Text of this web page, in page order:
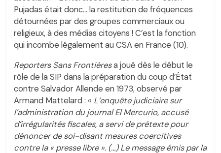
Pujadas était donc… la restitution de fréquences
détournées par des groupes commerciaux ou
religieux, à des médias citoyens ! C’est la fonction
qui incombe légalement au CSA en France (10).
Reporters Sans Frontièresa joué dès le début le
rôle de la SIP dans la préparation du coup d’État
contre Salvador Allende en 1973, observé par
Armand Mattelard : « L’enquête judiciaire sur
l’administration du journal El Mercurio, accusé
d’irrégularités fiscales, a servi de prétexte pour
dénoncer de soi-disant mesures coercitives
contre la « presse libre ». (…) Le message émis par la